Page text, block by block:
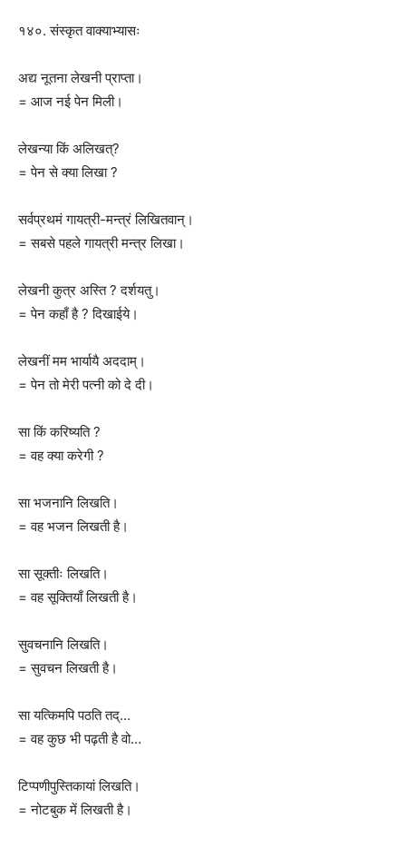
१४०. संस्कृत वाक्याभ्यासः
अद्य नूतना लेखनी प्राप्ता।
= आज नई पेन मिली।
लेखन्या किं अलिखत्?
= पेन से क्या लिखा ?
सर्वप्रथमं गायत्री-मन्त्रं लिखितवान्।
= सबसे पहले गायत्री मन्त्र लिखा।
लेखनी कुत्र अस्ति ? दर्शयतु।
= पेन कहाँ है ? दिखाईये।
लेखनीं मम भार्यायै अददाम्।
= पेन तो मेरी पत्नी को दे दी।
सा किं करिष्यति ?
= वह क्या करेगी ?
सा भजनानि लिखति।
= वह भजन लिखती है।
सा सूक्तीः लिखति।
= वह सूक्तियाँ लिखती है।
सुवचनानि लिखति।
= सुवचन लिखती है।
सा यत्किमपि पठति तद्…
= वह कुछ भी पढ़ती है वो…
टिप्पणीपुस्तिकायां लिखति।
= नोटबुक में लिखती है।